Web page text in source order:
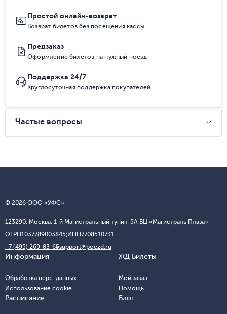
Простой онлайн-возврат
Возврат билетов без посещения кассы
Предзаказ
Оформление билетов на нужный поезд
Поддержка 24/7
Круглосуточная поддержка покупателей
Частые вопросы
© 2026 ООО «УФС»
123290, Москва, 1-й Магистральный тупик, 5А БЦ «Магистраль Плаза»
ОГРН1037789003845;ИНН7708510731
+7 (495) 269-83-65support@poezd.ru
Информация
Обработка перс. данных
Использование cookie
ЖД Билеты
Мой заказ
Помощь
Расписание Блог